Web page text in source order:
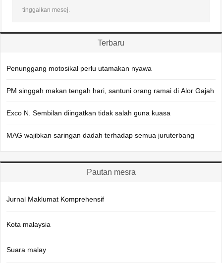
tinggalkan mesej.
Terbaru
Penunggang motosikal perlu utamakan nyawa
PM singgah makan tengah hari, santuni orang ramai di Alor Gajah
Exco N. Sembilan diingatkan tidak salah guna kuasa
MAG wajibkan saringan dadah terhadap semua juruterbang
Pautan mesra
Jurnal Maklumat Komprehensif
Kota malaysia
Suara malay